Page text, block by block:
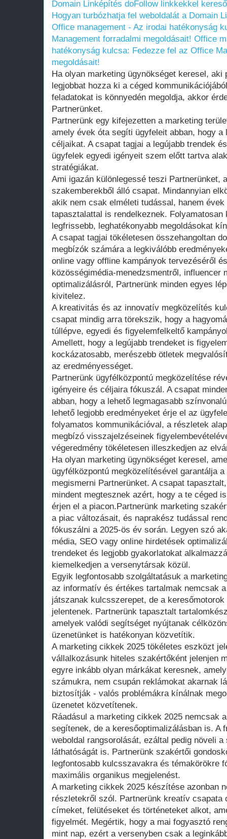
Domain Linképítés doFollow linkkekkel
Hogyan turbózhatja fel weboldalát a Domain
Office management - Az irodai hatékonyság
Management forradalmi megoldásait! Office
hatékonyság kulcsa: Fedezze fel az Office
megoldásait!
Ha olyan marketing ügynökséget keresel, aki
legjobbat hozza ki a céged
feladatokat is könnyedén megoldja, akkor
Partnerünket.
Partnerünk egy kifejezetten a marketing
amely évek óta segíti ügyfeleit abban, hogy a
céljaikat. A csapat tagjai a legújabb trendek
ügyfelek egyedi igényeit szem előtt tartva
stratégiákat.
Ami igazán különlegessé teszi Partnerünket,
szakemberekből álló csapat. Mindannyian
akik nem csak elméleti tudással, hanem
tapasztalattal is rendelkeznek. Folyamatosan
legfrissebb, leghatékonyabb megoldásokat
A csapat tagjai tökéletesen összehangoltan
megbízók számára a legkiválóbb
online vagy offline kampányok tervezéséről
közösségimédia-menedzsmentről, influencer
optimalizálásról, Partnerünk minden egyes
kivitelez.
A kreativitás és az innovatív megközelítés
csapat mindig arra törekszik, hogy a
túllépve, egyedi és figyelemfelkeltő
Amellett, hogy a legújabb trendeket is
kockázatosabb, merészebb ötletek
az eredményességet.
Partnerünk ügyfélközpontú megközelítése
igényeire és céljaira fókuszál. A csapat
abban, hogy a lehető legmagasabb
lehető legjobb eredményeket érje el az
folyamatos kommunikációval, a részletek
megbízó visszajelzéseinek
végeredmény tökéletesen illeszkedjen az
Ha olyan marketing ügynökséget keresel,
ügyfélközpontú megközelítésével garantálja
megismerni Partnerünket. A csapat
mindent megtesznek azért, hogy a te céged
érjen el a piacon.Partnerünk marketing
a piac változásait, és naprakész tudással
fókuszálni a 2025-ös év során. Legyen szó
média, SEO vagy online hirdetések
trendeket és legjobb gyakorlatokat
kiemelkedjen a versenytársak közül.
Egyik legfontosabb szolgáltatásuk a
az informatív és értékes tartalmak nemcsak
játszanak kulcsszerepet, de a
jelentenek. Partnerünk tapasztalt
amelyek valódi segítséget nyújtanak
üzenetünket is hatékonyan közvetítik.
A marketing cikkek 2025 tökéletes eszközt
vállalkozásunk hiteles szakértőként jelenjen
egyre inkább olyan márkákat keresnek,
számukra, nem csupán reklámokat akarnak
biztosítják - valós problémákra kínálnak
üzenetet közvetítenek.
Ráadásul a marketing cikkek 2025 nemcsak
segítenek, de a keresőoptimalizálásban is. A
weboldal rangsorolását, ezáltal pedig növeli
láthatóságát is. Partnerünk szakértői
legfontosabb kulcsszavakra és témakörökre
maximális organikus megjelenést.
A marketing cikkek 2025 készítése azonban
részletekről szól. Partnerünk kreatív csapata
címeket, felütéseket és történeteket alkot,
figyelmét. Megértik, hogy a mai fogyasztó
mint nap, ezért a versenyben csak a